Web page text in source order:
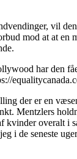
vil
mod at at
har den
der er en
Mentzlers
overalt
i de seneste